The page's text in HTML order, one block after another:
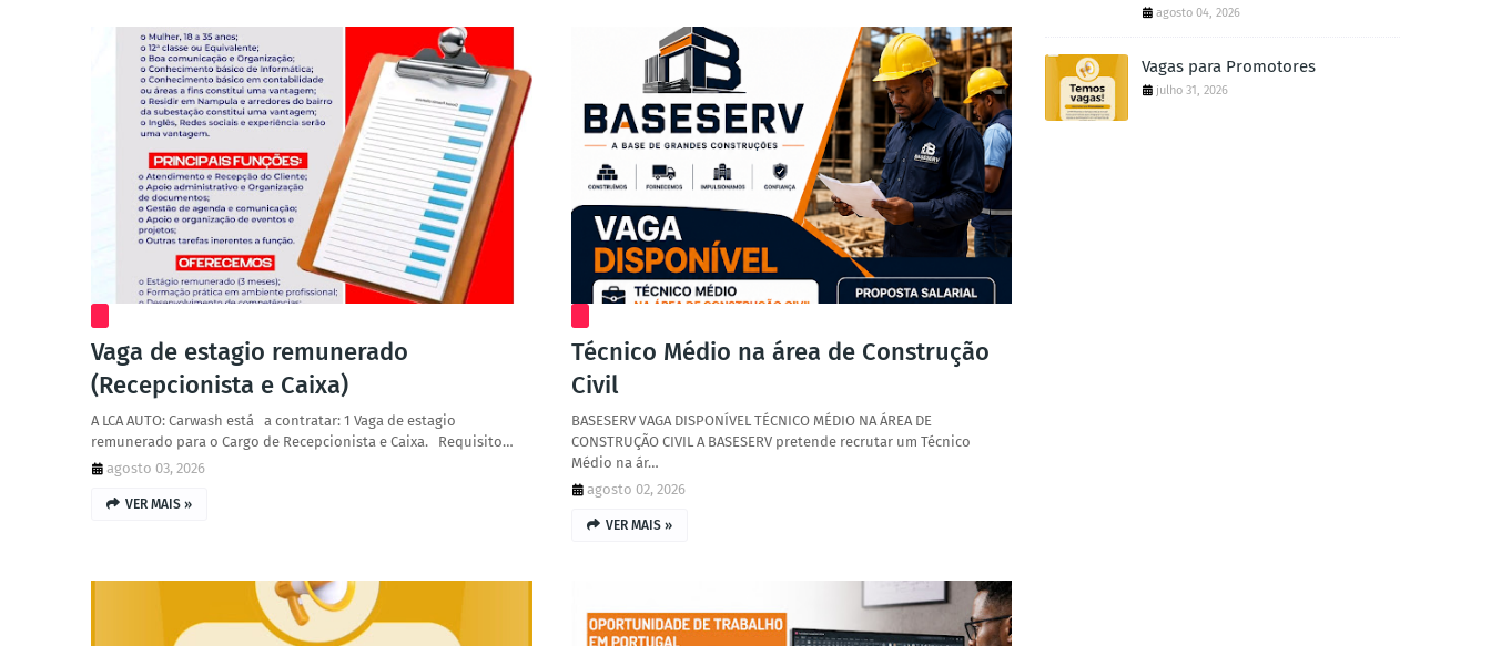
Vaga de estagio remunerado
(Recepcionista e Caixa)
A LCA AUTO: Carwash está a contratar: 1 Vaga de estagio
remunerado para o Cargo de Recepcionista e Caixa. Requisito…
agosto 03, 2026
VER MAIS »
Técnico Médio na área de Construção
Civil
BASESERV VAGA DISPONÍVEL TÉCNICO MÉDIO NA ÁREA DE
CONSTRUÇÃO CIVIL A BASESERV pretende recrutar um Técnico
Médio na ár…
agosto 02, 2026
VER MAIS »
agosto 04, 2026
Vagas para Promotores
julho 31, 2026